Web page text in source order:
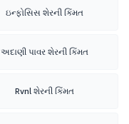
ઇન્ફોસિસ શેરની કિંમત
અદાણી પાવર શેરની કિંમત
Rvnl શેરની કિંમત